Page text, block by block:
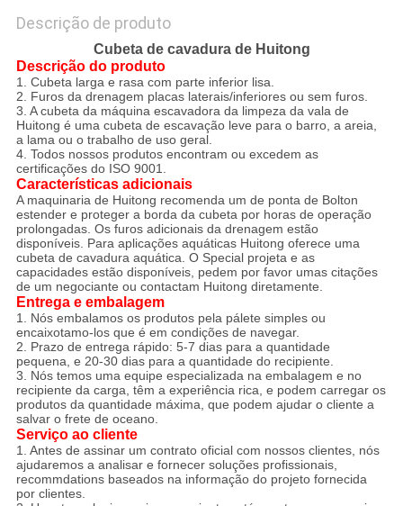
Descrição de produto
Cubeta de cavadura de Huitong
Descrição do produto
1. Cubeta larga e rasa com parte inferior lisa.
2. Furos da drenagem placas laterais/inferiores ou sem furos.
3. A cubeta da máquina escavadora da limpeza da vala de
Huitong é uma cubeta de escavação leve para o barro, a areia,
a lama ou o trabalho de uso geral.
4. Todos nossos produtos encontram ou excedem as
certificações do ISO 9001.
Características adicionais
A maquinaria de Huitong recomenda um de ponta de Bolton
estender e proteger a borda da cubeta por horas de operação
prolongadas. Os furos adicionais da drenagem estão
disponíveis. Para aplicações aquáticas Huitong oferece uma
cubeta de cavadura aquática. O Special projeta e as
capacidades estão disponíveis, pedem por favor umas citações
de um negociante ou contactam Huitong diretamente.
Entrega e embalagem
1. Nós embalamos os produtos pela pálete simples ou
encaixotamo-los que é em condições de navegar.
2. Prazo de entrega rápido: 5-7 dias para a quantidade
pequena, e 20-30 dias para a quantidade do recipiente.
3. Nós temos uma equipe especializada na embalagem e no
recipiente da carga, têm a experiência rica, e podem carregar os
produtos da quantidade máxima, que podem ajudar o cliente a
salvar o frete de oceano.
Serviço ao cliente
1. Antes de assinar um contrato oficial com nossos clientes, nós
ajudaremos a analisar e fornecer soluções profissionais,
recommdations baseados na informação do projeto fornecida
por clientes.